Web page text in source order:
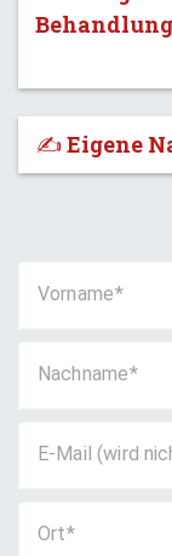
✍️ Eigene
Vorname
Nachname
E-Mail (wird
Ort